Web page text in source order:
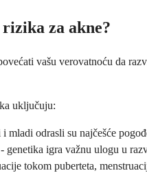
za akne?
vašu verovatnoću da
uključuju:
mladi odrasli su najčešće
genetika igra važnu ulogu u
tokom puberteta,